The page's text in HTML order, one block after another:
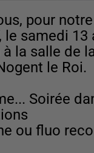
pour
le samedi
la salle de
le Roi.
Soirée
ou fluo